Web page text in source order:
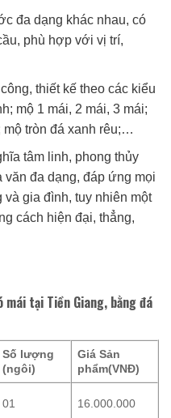
đa dạng khác nhau, có
phù hợp với vị trí,
thiết kế theo các kiểu
mộ 1 mái, 2 mái, 3 mái;
mộ tròn đá xanh rêu;…
tâm linh, phong thủy
văn đa dạng, đáp ứng mọi
gia đình, tuy nhiên một
cách hiện đại, thẳng,
mái tại Tiền Giang, bằng đá
Số lượng
(ngôi)
Giá Sản
phẩm(VNĐ)
01 16.000.000